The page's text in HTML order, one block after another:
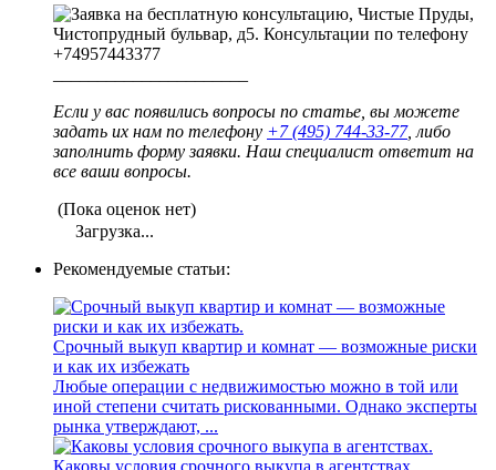
Если у вас появились вопросы по статье, вы можете
задать их нам по телефону +7 (495) 744-33-77, либо
заполнить форму заявки. Наш специалист ответит на
все ваши вопросы.
(Пока оценок нет)
Загрузка...
Рекомендуемые статьи:
Срочный выкуп квартир и комнат — возможные риски
и как их избежать
Любые операции с недвижимостью можно в той или
иной степени считать рискованными. Однако эксперты
рынка утверждают, ...
Каковы условия срочного выкупа в агентствах